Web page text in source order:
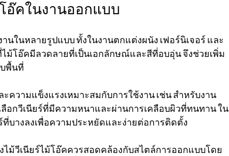
อ๊คในงานออกแบบ
นในหลายรูปแบบ ทั้งในงานตกแต่งผนัง เฟอร์นิเจอร์ และ
โอ๊คมีลวดลายที่เป็นเอกลักษณ์และสีที่อบอุ่น จึงช่วยเพิ่ม
พื้นที่
ความแข็งแรงเหมาะสมกับการใช้งาน เช่น สำหรับงาน
อกวีเนียร์ที่มีความหนาและผ่านการเคลือบผิวที่ทนทาน ใน
บางลงเพื่อความประหยัดและง่ายต่อการติดตั้ง
ม้วีเนียร์ไม้โอ๊คควรสอดคล้องกับสไตล์การออกแบบโดย